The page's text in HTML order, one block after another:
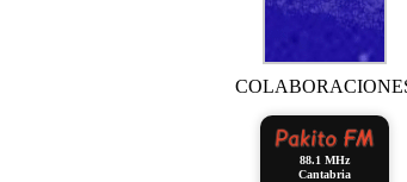
88.1 MHz
Cantabria